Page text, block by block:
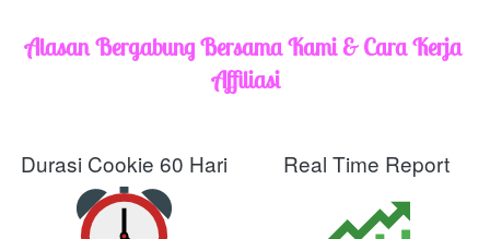
Alasan Bergabung Bersama Kami & Cara Kerja
Affiliasi
Durasi Cookie 60 Hari Real Time Report